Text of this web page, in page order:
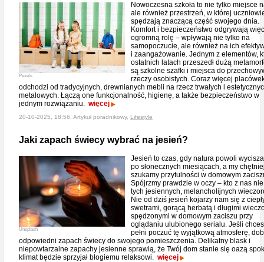
Pexels
Nowoczesna szkoła to nie tylko miejsce
ale również przestrzeń, w której
spędzają znaczącą część swojego dnia.
Komfort i bezpieczeństwo odgrywają więc
ogromną rolę – wpływają nie tylko na
samopoczucie, ale również na ich
i zaangażowanie. Jednym z elementów,
ostatnich latach przeszedł dużą
są szkolne szafki i miejsca do
rzeczy osobistych. Coraz więcej
odchodzi od tradycyjnych, drewnianych mebli na rzecz trwałych i
metalowych. Łączą one funkcjonalność, higienę, a także bezpieczeństwo w
jednym rozwiązaniu. więcej
20-10-2025, 18:56, Artykuł poradnikowy, Lifestyle
Jaki zapach świecy wybrać na jesień?
Unsplash
Jesień to czas, gdy natura powoli
po słonecznych miesiącach, a my
szukamy przytulności w domowym
Spójrzmy prawdzie w oczy – kto z nas
tych jesiennych, melancholijnych
Nie od dziś jesień kojarzy nam się z
swetrami, gorącą herbatą i długimi
spędzonymi w domowym zaciszu przy
oglądaniu ulubionego serialu. Jeśli
pełni poczuć tę wyjątkową atmosferę,
odpowiedni zapach świecy do swojego pomieszczenia. Delikatny blask i
niepowtarzalne zapachy jesienne sprawią, że Twój dom stanie się oazą
klimat będzie sprzyjał błogiemu relaksowi. więcej